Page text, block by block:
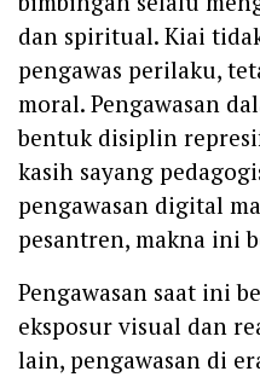
dan spiritual. Kiai
pengawas perilaku,
moral. Pengawasan
bentuk disiplin
kasih sayang
pengawasan digital
pesantren, makna ini
Pengawasan saat ini
eksposur visual dan
lain, pengawasan di